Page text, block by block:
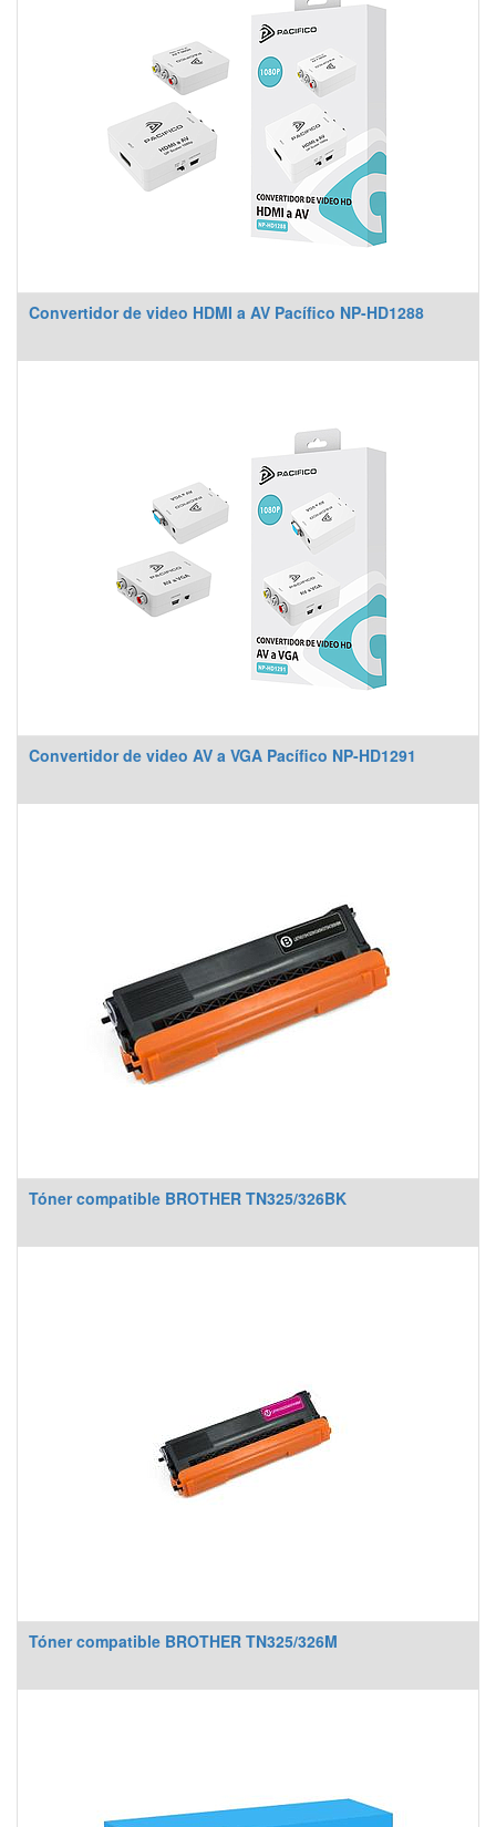
Convertidor de video HDMI a AV Pacífico NP-HD1288
Convertidor de video AV a VGA Pacífico NP-HD1291
Tóner compatible BROTHER TN325/326BK
Tóner compatible BROTHER TN325/326M